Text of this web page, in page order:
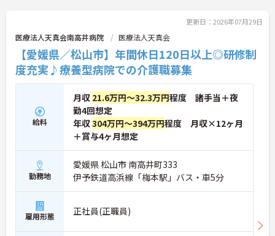
更新日：2026年07月29日
医療法人天真会南高井病院 医療法人天真会
【愛媛県／松山市】年間休日120日以上◎研修制
度充実♪療養型病院での介護職募集
給料
月収 21.6万円～32.3万円程度 諸手当＋夜
勤4回想定
年収304万円～394万円程度 月収×12ヶ月
＋賞与4ヶ月想定
勤務地
愛媛県 松山市 南高井町333
伊予鉄道高浜線「梅本駅」バス・車5分
雇用形態 正社員(正職員)